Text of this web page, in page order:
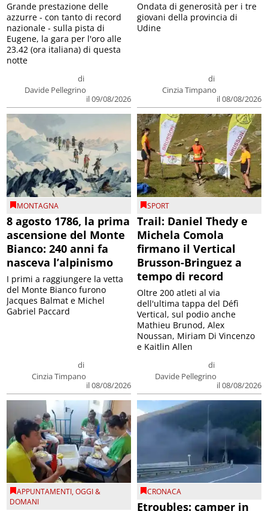
di
Davide Pellegrino
il 09/08/2026
Grande prestazione delle
azzurre - con tanto di record
nazionale - sulla pista di
Eugene, la gara per l'oro alle
23.42 (ora italiana) di questa
notte
di
Cinzia Timpano
il 08/08/2026
Ondata di generosità per i tre
giovani della provincia di
Udine
MONTAGNA
8 agosto 1786, la prima
ascensione del Monte
Bianco: 240 anni fa
nasceva l’alpinismo
di
Cinzia Timpano
il 08/08/2026
I primi a raggiungere la vetta
del Monte Bianco furono
Jacques Balmat e Michel
Gabriel Paccard
SPORT
Trail: Daniel Thedy e
Michela Comola
firmano il Vertical
Brusson-Bringuez a
tempo di record
di
Davide Pellegrino
il 08/08/2026
Oltre 200 atleti al via
dell'ultima tappa del Défì
Vertical, sul podio anche
Mathieu Brunod, Alex
Noussan, Miriam Di Vincenzo
e Kaitlin Allen
APPUNTAMENTI,OGGI &
DOMANI
CRONACA
Etroubles: camper in